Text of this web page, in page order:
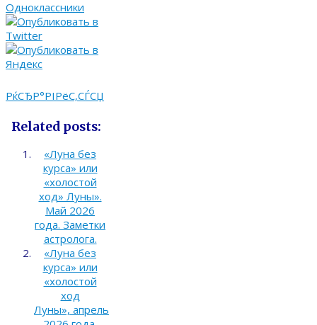
РќСЂР°РІРёС‚СЃСЏ
Related posts:
«Луна без
курса» или
«холостой
ход» Луны».
Май 2026
года. Заметки
астролога.
«Луна без
курса» или
«холостой
ход
Луны», апрель